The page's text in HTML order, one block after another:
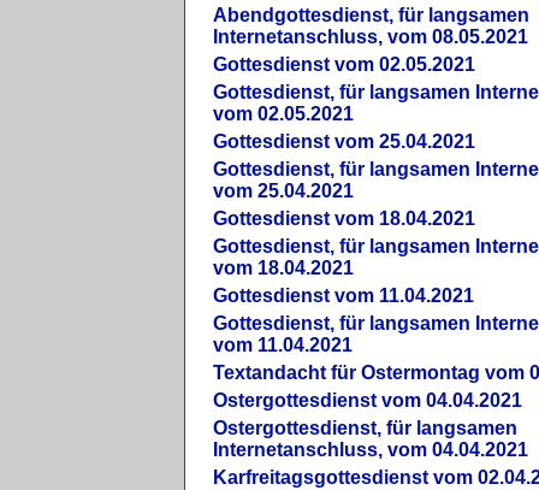
Abendgottesdienst, für langsamen
Internetanschluss, vom 08.05.2021
Gottesdienst vom 02.05.2021
Gottesdienst, für langsamen
vom 02.05.2021
Gottesdienst vom 25.04.2021
Gottesdienst, für langsamen
vom 25.04.2021
Gottesdienst vom 18.04.2021
Gottesdienst, für langsamen
vom 18.04.2021
Gottesdienst vom 11.04.2021
Gottesdienst, für langsamen
vom 11.04.2021
Textandacht für Ostermontag vom
Ostergottesdienst vom 04.04.2021
Ostergottesdienst, für langsamen
Internetanschluss, vom 04.04.2021
Karfreitagsgottesdienst vom